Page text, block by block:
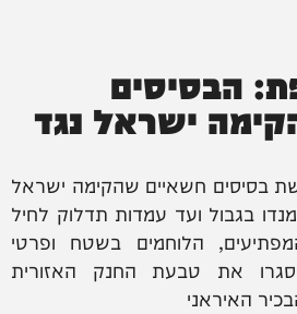
הבסיסים
ישראל נגד
בסיסים חשאיים שהקימה ישראל
בגבול ועד עמדות תדלוק לחיל
הלוחמים בשטח ופרטי
את טבעת החנק האזורית
האיראני